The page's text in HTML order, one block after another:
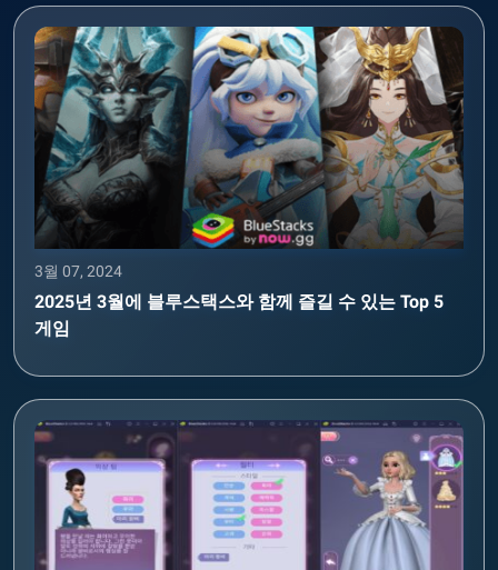
3월 07, 2024
2025년 3월에 블루스택스와 함께 즐길 수 있는 Top 5
게임